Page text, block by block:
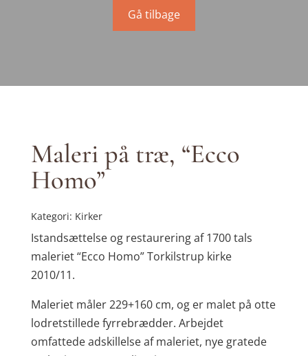
Gå tilbage
Maleri på træ, “Ecco
Homo”
Kategori: Kirker
Istandsættelse og restaurering af 1700 tals
maleriet “Ecco Homo” Torkilstrup kirke
2010/11.
Maleriet måler 229+160 cm, og er malet på otte
lodretstillede fyrrebrædder. Arbejdet
omfattede adskillelse af maleriet, nye gratede